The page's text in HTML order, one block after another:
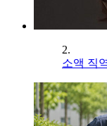
2.
소액 직